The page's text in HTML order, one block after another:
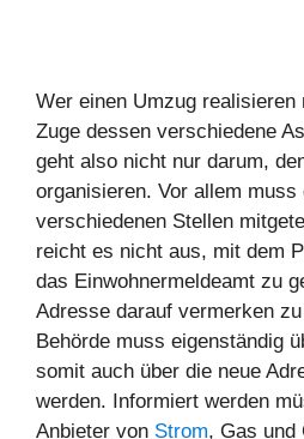
Wer einen Umzug
Zuge dessen verschiedene
geht also nicht nur darum,
organisieren. Vor allem muss
verschiedenen Stellen
reicht es nicht aus, mit dem
das Einwohnermeldeamt zu
Adresse darauf vermerken
Behörde muss eigenständig
somit auch über die neue
werden. Informiert werden
Anbieter von Strom, Gas und